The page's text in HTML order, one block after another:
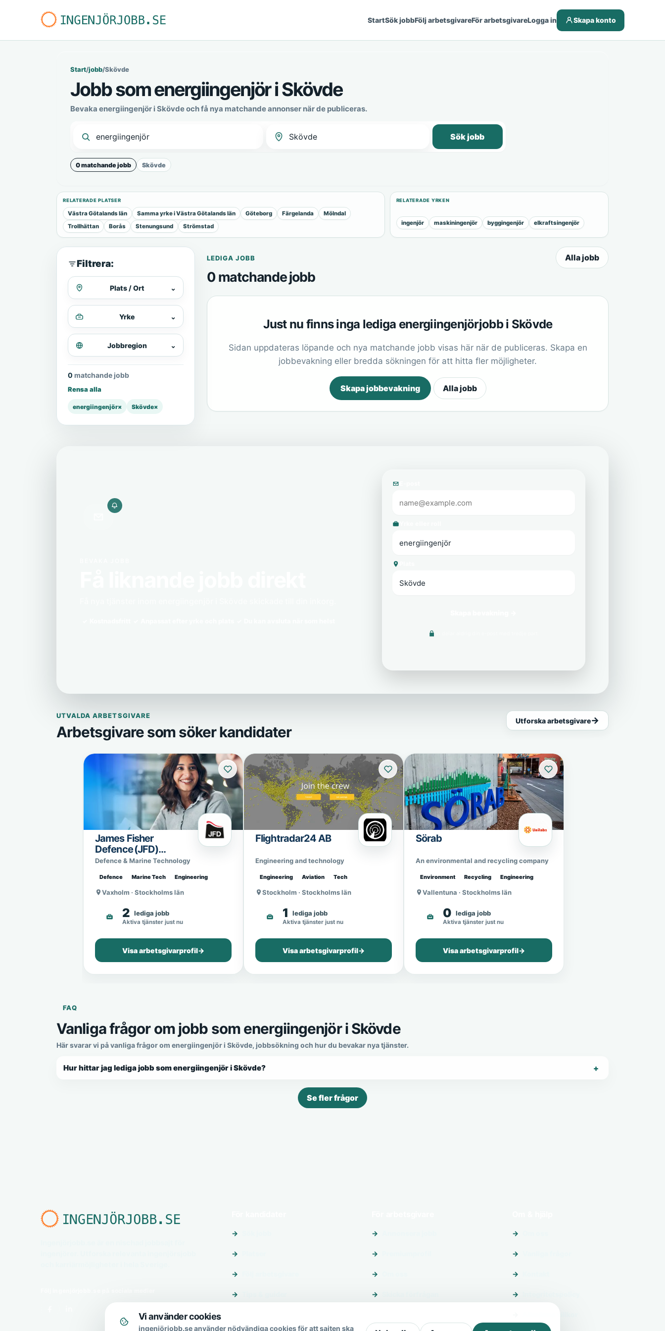
StartSök jobbFölj arbetsgivareFör arbetsgivareLogga in Skapa konto
Start/jobb/Skövde
Jobb som energiingenjör i Skövde
Bevaka energiingenjör i Skövde och få nya matchande annonser när de publiceras.
Sök jobb
0 matchande jobb Skövde
RELATERADE PLATSER
Västra Götalands län Samma yrke i Västra Götalands län Göteborg Färgelanda
Mölndal
Trollhättan
Borås Stenungsund Strömstad
RELATERADE YRKEN
ingenjör maskiningenjör byggingenjör elkraftsingenjör
Filtrera:
Plats / Ort ⌄
Yrke ⌄
Jobbregion ⌄
0 matchande jobb
Rensa alla
energiingenjör× Skövde×
LEDIGA JOBB
0 matchande jobb
Alla jobb
Just nu finns inga lediga energiingenjörjobb i Skövde
Sidan uppdateras löpande och nya matchande jobb visas här när de publiceras. Skapa en
jobbevakning eller bredda sökningen för att hitta fler möjligheter.
Skapa jobbevakning Alla jobb
UTVALDA ARBETSGIVARE
Arbetsgivare som söker kandidater
Utforska arbetsgivare
James Fisher
Defence (JFD)
Sweden
Defence & Marine Technology
Defence Marine Tech Engineering
Vaxholm · Stockholms län
2 lediga jobb
Aktiva tjänster just nu
Visa arbetsgivarprofil→
Flightradar24 AB
Engineering and technology
Engineering Aviation Tech
Stockholm · Stockholms län
1 lediga jobb
Aktiva tjänster just nu
Visa arbetsgivarprofil→
Sörab
An environmental and recycling company
Environment Recycling Engineering
Vallentuna · Stockholms län
0 lediga jobb
Aktiva tjänster just nu
Visa arbetsgivarprofil→
FAQ
Vanliga frågor om jobb som energiingenjör i Skövde
Här svarar vi på vanliga frågor om energiingenjör i Skövde, jobbsökning och hur du bevakar nya tjänster.
Hur hittar jag lediga jobb som energiingenjör i Skövde?
Se fler frågor
Vi använder cookies
ingenjörjobb.se använder nödvändiga cookies för att sajten ska